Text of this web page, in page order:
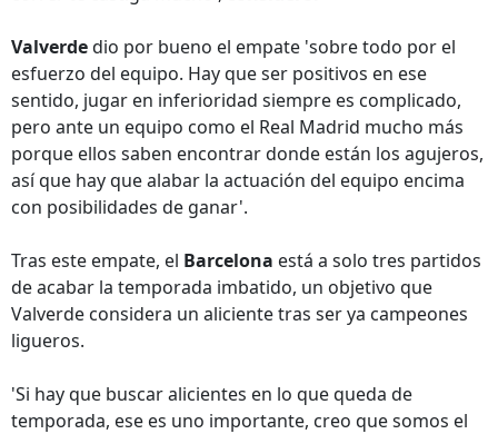
Valverdedio por bueno el empate 'sobre todo por el
esfuerzo del equipo. Hay que ser positivos en ese
sentido, jugar en inferioridad siempre es complicado,
pero ante un equipo como el Real Madrid mucho más
porque ellos saben encontrar donde están los agujeros,
así que hay que alabar la actuación del equipo encima
con posibilidades de ganar'.
Tras este empate, el Barcelona está a solo tres partidos
de acabar la temporada imbatido, un objetivo que
Valverde considera un aliciente tras ser ya campeones
ligueros.
'Si hay que buscar alicientes en lo que queda de
temporada, ese es uno importante, creo que somos el